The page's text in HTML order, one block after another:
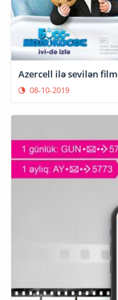
Azercell ilə sevilən
08-10-2019